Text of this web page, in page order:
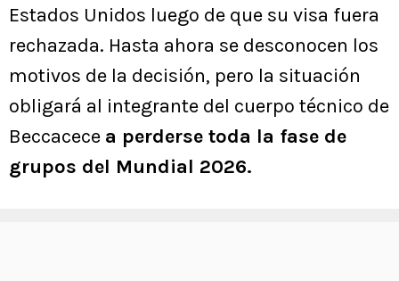
Estados Unidos luego de que su visa fuera
rechazada. Hasta ahora se desconocen los
motivos de la decisión, pero la situación
obligará al integrante del cuerpo técnico de
Beccacece a perderse toda la fase de
grupos del Mundial 2026.